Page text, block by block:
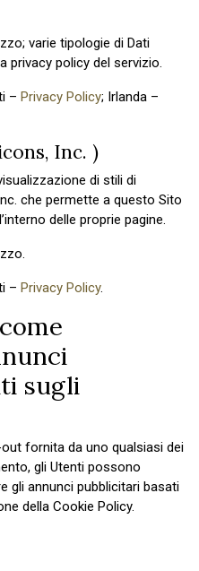
varie tipologie di Dati
privacy policy del servizio.
– Privacy Policy; Irlanda –
Inc. )
di stili di
che permette a questo Sito
delle proprie pagine.
– Privacy Policy.
sugli
fornita da uno qualsiasi dei
gli Utenti possono
gli annunci pubblicitari basati
della Cookie Policy.